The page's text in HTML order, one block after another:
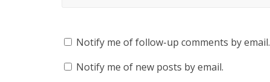
Notify me of follow-up comments by email.
Notify me of new posts by email.